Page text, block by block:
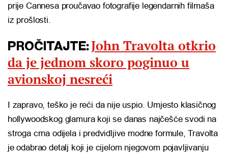
prije Cannesa proučavao fotografije legendarnih filmaša
iz prošlosti.
PROČITAJTE:John Travolta otkrio
da je jednom skoro poginuo u
avionskoj nesreći
I zapravo, teško je reći da nije uspio. Umjesto klasičnog
hollywoodskog glamura koji se danas najčešće svodi na
stroga crna odijela i predvidljive modne formule, Travolta
je odabrao detalj koji je cijelom njegovom pojavljivanju